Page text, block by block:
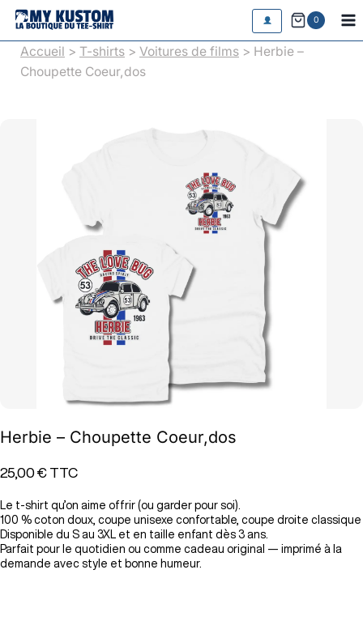
Aller
contenu
0
Accueil > T-shirts > Voitures de films > Herbie –
Choupette Coeur,dos
Herbie – Choupette Coeur,dos
25,00 € TTC
Le t-shirt qu’on aime offrir (ou garder pour soi).
100 % coton doux, coupe unisexe confortable, coupe droite classique
Disponible du S au 3XL et en taille enfant dès 3 ans.
Parfait pour le quotidien ou comme cadeau original — imprimé à la
demande avec style et bonne humeur.